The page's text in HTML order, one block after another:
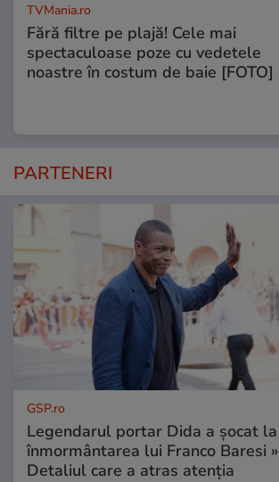
TVMania.ro
Fără filtre pe plajă! Cele mai
spectaculoase poze cu vedetele
noastre în costum de baie [FOTO]
PARTENERI
GSP.ro
Legendarul portar Dida a șocat la
înmormântarea lui Franco Baresi »
Detaliul care a atras atenția